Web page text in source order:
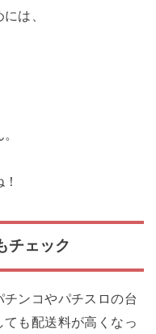
は、
チェック
ンコやパチスロの台
も配送料が高くなっ